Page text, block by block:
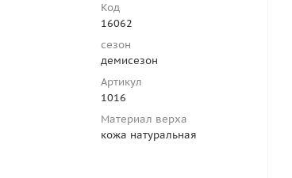
Код
16062
сезон
демисезон
Артикул
1016
Материал верха
кожа натуральная